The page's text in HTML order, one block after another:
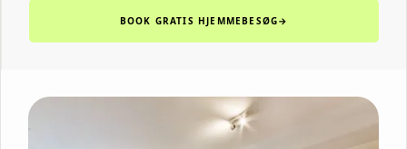
BOOK GRATIS HJEMMEBESØG→